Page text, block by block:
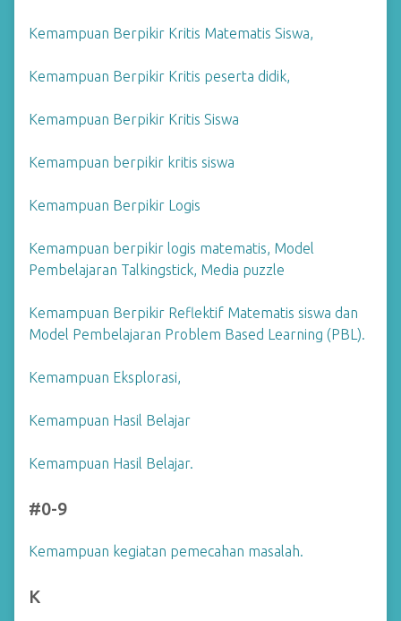
Kemampuan Berpikir Kritis Matematis Siswa,
Kemampuan Berpikir Kritis peserta didik,
Kemampuan Berpikir Kritis Siswa
Kemampuan berpikir kritis siswa
Kemampuan Berpikir Logis
Kemampuan berpikir logis matematis, Model
Pembelajaran Talkingstick, Media puzzle
Kemampuan Berpikir Reflektif Matematis siswa dan
Model Pembelajaran Problem Based Learning (PBL).
Kemampuan Eksplorasi,
Kemampuan Hasil Belajar
Kemampuan Hasil Belajar.
#0-9
Kemampuan kegiatan pemecahan masalah.
K